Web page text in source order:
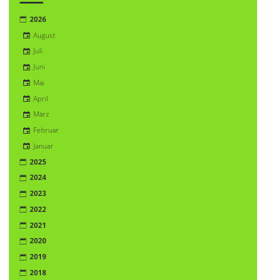
2026
August
Juli
Juni
Mai
April
März
Februar
Januar
2025
2024
2023
2022
2021
2020
2019
2018